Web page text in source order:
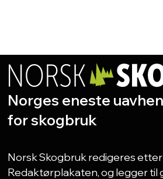
Norges eneste
for skogbruk
Norsk Skogbruk redigeres etter
Redaktørplakaten, og legger til